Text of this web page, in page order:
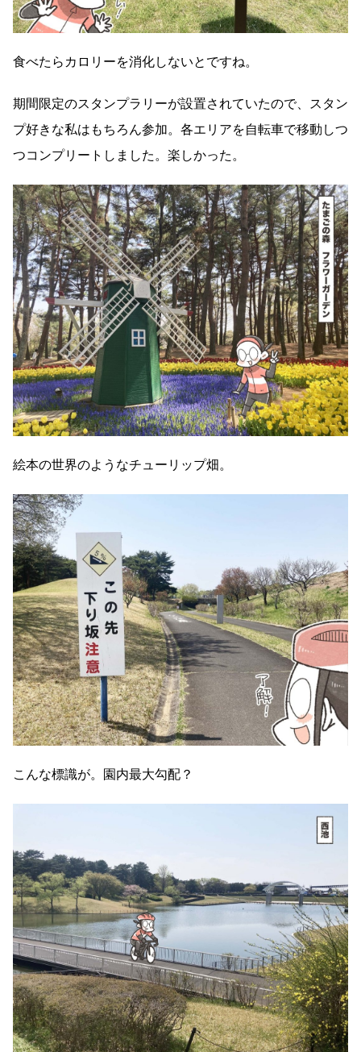
食べたらカロリーを消化しないとですね。
期間限定のスタンプラリーが設置されていたので、スタン
プ好きな私はもちろん参加。各エリアを自転車で移動しつ
つコンプリートしました。楽しかった。
絵本の世界のようなチューリップ畑。
こんな標識が。園内最大勾配？